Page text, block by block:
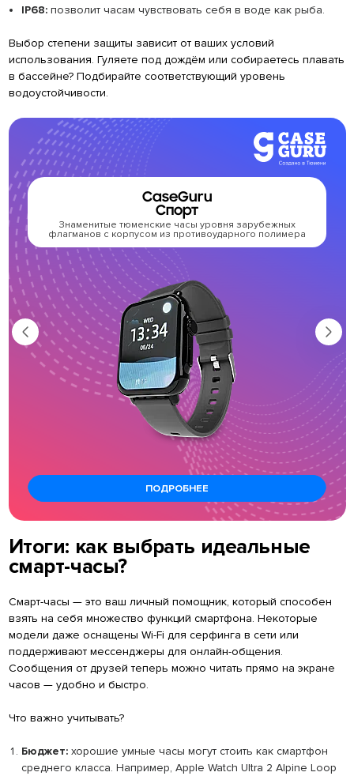
IP68: позволит часам чувствовать себя в воде как рыба.
Выбор степени защиты зависит от ваших условий
использования. Гуляете под дождём или собираетесь плавать
в бассейне? Подбирайте соответствующий уровень
водоустойчивости.
CaseGuru
Спорт
Знаменитые тюменские часы уровня зарубежных
флагманов с корпусом из противоударного полимера
ПОДРОБНЕЕ
Итоги: как выбрать идеальные
смарт-часы?
Смарт-часы — это ваш личный помощник, который способен
взять на себя множество функций смартфона. Некоторые
модели даже оснащены Wi-Fi для серфинга в сети или
поддерживают мессенджеры для онлайн-общения.
Сообщения от друзей теперь можно читать прямо на экране
часов — удобно и быстро.
Что важно учитывать?
Бюджет: хорошие умные часы могут стоить как смартфон
среднего класса. Например, Apple Watch Ultra 2 Alpine Loop